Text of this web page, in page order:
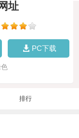
址
PC下载
排行